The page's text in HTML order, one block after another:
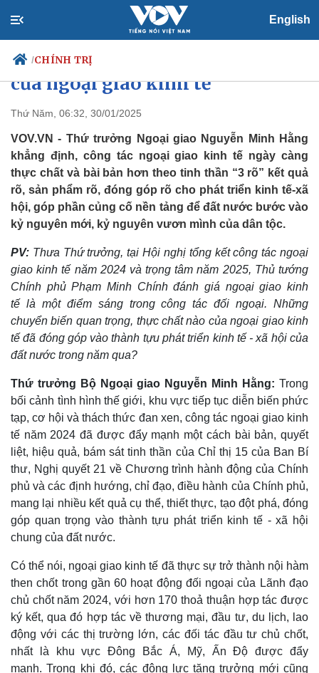
English
/CHÍNH TRỊ
Chính trị
Đảng
Tổ chức nhân sự
Quốc hội
Nhận diện sự thật
Xã hội
Tin 24h
Dự báo thời tiết
Giáo dục
Dấu ấn VOV
Việc làm
Biển đảo
Thứ trưởng Ngoại giao Nguyễn
Minh Hằng khẳng định vai trò
của ngoại giao kinh tế
Thứ Năm, 06:32, 30/01/2025
VOV.VN - Thứ trưởng Ngoại giao Nguyễn Minh Hằng
khẳng định, công tác ngoại giao kinh tế ngày càng
thực chất và bài bản hơn theo tinh thần “3 rõ” kết quả
rõ, sản phẩm rõ, đóng góp rõ cho phát triển kinh tế-xã
hội, góp phần củng cố nền tảng để đất nước bước vào
kỷ nguyên mới, kỷ nguyên vươn mình của dân tộc.
PV: Thưa Thứ trưởng, tại Hội nghị tổng kết công tác ngoại
giao kinh tế năm 2024 và trọng tâm năm 2025, Thủ tướng
Chính phủ Phạm Minh Chính đánh giá ngoại giao kinh
tế là một điểm sáng trong công tác đối ngoại. Những
chuyển biến quan trọng, thực chất nào của ngoại giao kinh
tế đã đóng góp vào thành tựu phát triển kinh tế - xã hội của
đất nước trong năm qua?
Thứ trưởng Bộ Ngoại giao Nguyễn Minh Hằng: Trong
bối cảnh tình hình thế giới, khu vực tiếp tục diễn biến phức
tạp, cơ hội và thách thức đan xen, công tác ngoại giao kinh
tế năm 2024 đã được đẩy mạnh một cách bài bản, quyết
liệt, hiệu quả, bám sát tinh thần của Chỉ thị 15 của Ban Bí
thư, Nghị quyết 21 về Chương trình hành động của Chính
phủ và các định hướng, chỉ đạo, điều hành của Chính phủ,
mang lại nhiều kết quả cụ thể, thiết thực, tạo đột phá, đóng
góp quan trọng vào thành tựu phát triển kinh tế - xã hội
chung của đất nước.
Có thể nói, ngoại giao kinh tế đã thực sự trở thành nội hàm
then chốt trong gần 60 hoạt động đối ngoại của Lãnh đạo
chủ chốt năm 2024, với hơn 170 thoả thuận hợp tác được
ký kết, qua đó hợp tác về thương mại, đầu tư, du lịch, lao
động với các thị trường lớn, các đối tác đầu tư chủ chốt,
nhất là khu vực Đông Bắc Á, Mỹ, Ấn Độ được đẩy
mạnh. Trong khi đó, các động lực tăng trưởng mới cũng